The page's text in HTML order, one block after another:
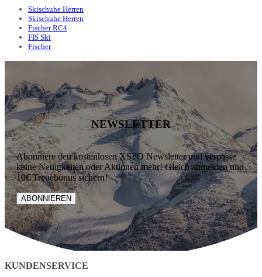
Skischuhe Herren
Skischuhe Herren
Fischer RC4
FIS Ski
Fischer
NEWSLETTER
Abonniere den kostenlosen XSPO Newsletter und verpasse
keine Neuigkeiten oder Aktionen mehr! Gleich anmelden und
10€ Treuebonus sichern!
ABONNIEREN
KUNDENSERVICE